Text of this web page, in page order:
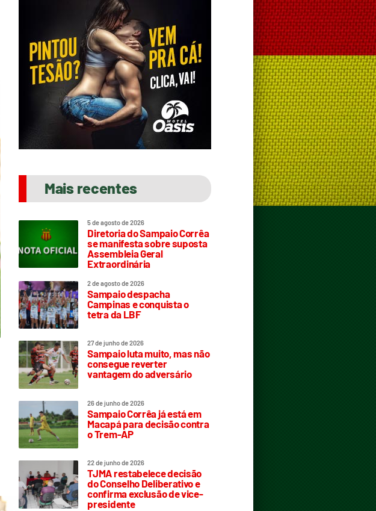
Mais recentes
5 de agosto de 2026
Diretoria do Sampaio Corrêa
se manifesta sobre suposta
Assembleia Geral
Extraordinária
2 de agosto de 2026
Sampaio despacha
Campinas e conquista o
tetra da LBF
27 de junho de 2026
Sampaio luta muito, mas não
consegue reverter
vantagem do adversário
26 de junho de 2026
Sampaio Corrêa já está em
Macapá para decisão contra
o Trem-AP
22 de junho de 2026
TJMA restabelece decisão
do Conselho Deliberativo e
confirma exclusão de vice-
presidente